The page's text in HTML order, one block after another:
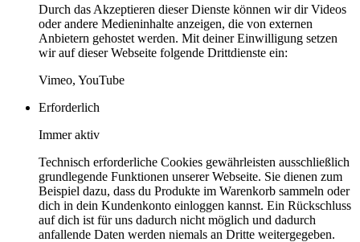
Durch das Akzeptieren dieser Dienste können wir dir Videos
oder andere Medieninhalte anzeigen, die von externen
Anbietern gehostet werden. Mit deiner Einwilligung setzen
wir auf dieser Webseite folgende Drittdienste ein:
Vimeo, YouTube
Erforderlich
Immer aktiv
Technisch erforderliche Cookies gewährleisten ausschließlich
grundlegende Funktionen unserer Webseite. Sie dienen zum
Beispiel dazu, dass du Produkte im Warenkorb sammeln oder
dich in dein Kundenkonto einloggen kannst. Ein Rückschluss
auf dich ist für uns dadurch nicht möglich und dadurch
anfallende Daten werden niemals an Dritte weitergegeben.